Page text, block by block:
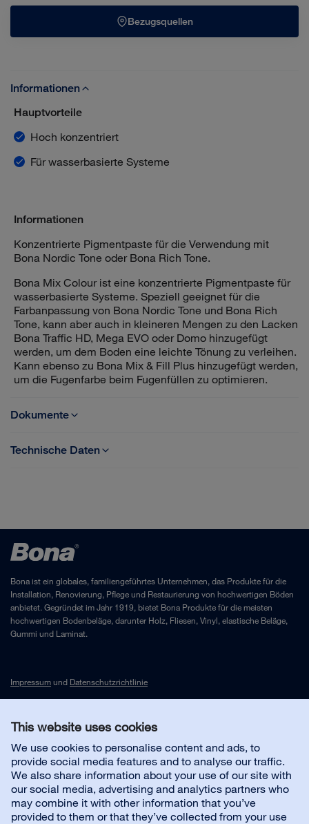
This website uses cookies
We use cookies to personalise content and ads, to
provide social media features and to analyse our traffic.
We also share information about your use of our site with
our social media, advertising and analytics partners who
may combine it with other information that you’ve
provided to them or that they’ve collected from your use
Walnuss
Bezugsquellen
Informationen
Hauptvorteile
Hoch konzentriert
Für wasserbasierte Systeme
Informationen
Konzentrierte Pigmentpaste für die Verwendung mit
Bona Nordic Tone oder Bona Rich Tone.
Bona Mix Colour ist eine konzentrierte Pigmentpaste für
wasserbasierte Systeme. Speziell geeignet für die
Farbanpassung von Bona Nordic Tone und Bona Rich
Tone, kann aber auch in kleineren Mengen zu den Lacken
Bona Traffic HD, Mega EVO oder Domo hinzugefügt
werden, um dem Boden eine leichte Tönung zu verleihen.
Kann ebenso zu Bona Mix & Fill Plus hinzugefügt werden,
um die Fugenfarbe beim Fugenfüllen zu optimieren.
Dokumente
Technisches Merkblatt Bona Mix Colour
Anleitungen Bona Grace Vivid
und Craft Oil Frost
Verarbeitung Bona Rich Tone mit Mix Colour Black
und Craft Oil Graphite
Technische Daten
Bona ist ein globales, familiengeführtes Unternehmen, das Produkte für die
Installation, Renovierung, Pflege und Restaurierung von hochwertigen Böden
anbietet. Gegründet im Jahr 1919, bietet Bona Produkte für die meisten
hochwertigen Bodenbeläge, darunter Holz, Fliesen, Vinyl, elastische Beläge,
Gummi und Laminat.
Impressumund Datenschutzrichtlinie
Kontakt
Kundenservice
Über uns